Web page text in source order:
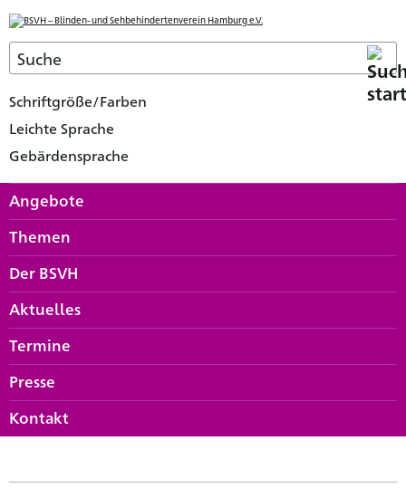
Schriftgröße/Farben
Leichte Sprache
Gebärdensprache
Angebote
Themen
Der BSVH
Aktuelles
Termine
Presse
Kontakt